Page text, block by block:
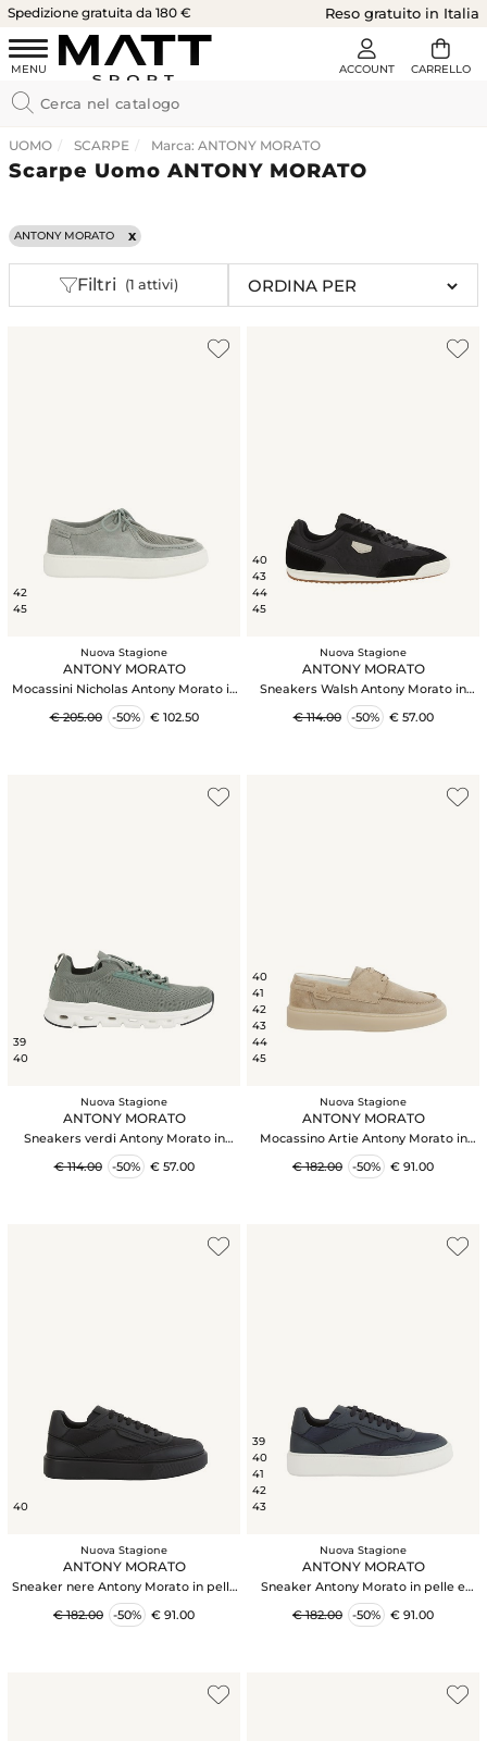
Spedizione gratuita da 180 € Reso gratuito in Italia
UOMO SCARPE Marca: ANTONY MORATO
Scarpe Uomo ANTONY MORATO
ANTONY MORATO
Filtri (1 attivi)
42
45
Nuova Stagione
ANTONY MORATO
Mocassini Nicholas Antony Morato in
camoscio verde acqua
€ 205.00
-50% € 102.50
40
43
44
45
Nuova Stagione
ANTONY MORATO
Sneakers Walsh Antony Morato in
nylon ed ecopelle nere
€ 114.00
-50% € 57.00
39
40
Nuova Stagione
ANTONY MORATO
Sneakers verdi Antony Morato in
tessuto lavorato
€ 114.00
-50% € 57.00
40
41
42
43
44
45
Nuova Stagione
ANTONY MORATO
Mocassino Artie Antony Morato in
camoscio beige
€ 182.00
-50% € 91.00
40
Nuova Stagione
ANTONY MORATO
Sneaker nere Antony Morato in pelle
e nylon
€ 182.00
-50% € 91.00
39
40
41
42
43
Nuova Stagione
ANTONY MORATO
Sneaker Antony Morato in pelle e
nylon blu
€ 182.00
-50% € 91.00